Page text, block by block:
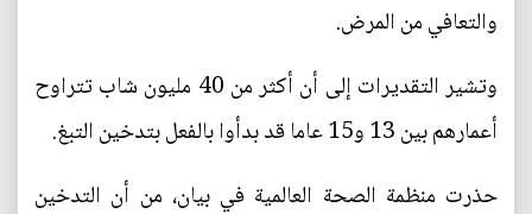
والتعافي من المرض.
وتشير التقديرات إلى أن أكثر من 40 مليون شاب تتراوح
أعمارهم بين 13 و15 عاما قد بدأوا بالفعل بتدخين التبغ.
حذرت منظمة الصحة العالمية في بيان، من أن التدخين